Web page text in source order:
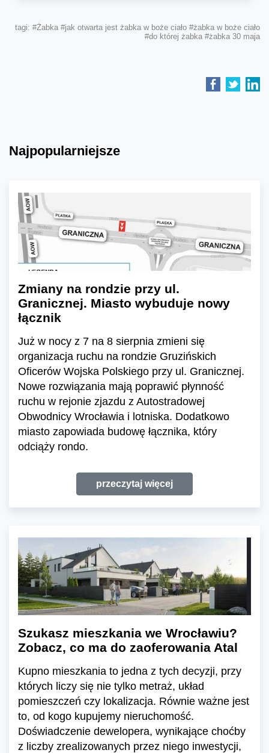
tagi: #Żabka #jak otwarta jest żabka w boże ciało #żabka w boże ciało
#do której żabka #żabka 30 maja
Najpopularniejsze
Zmiany na rondzie przy ul.
Granicznej. Miasto wybuduje nowy
łącznik
Już w nocy z 7 na 8 sierpnia zmieni się
organizacja ruchu na rondzie Gruzińskich
Oficerów Wojska Polskiego przy ul. Granicznej.
Nowe rozwiązania mają poprawić płynność
ruchu w rejonie zjazdu z Autostradowej
Obwodnicy Wrocławia i lotniska. Dodatkowo
miasto zapowiada budowę łącznika, który
odciąży rondo.
przeczytaj więcej
Szukasz mieszkania we Wrocławiu?
Zobacz, co ma do zaoferowania Atal
Kupno mieszkania to jedna z tych decyzji, przy
których liczy się nie tylko metraż, układ
pomieszczeń czy lokalizacja. Równie ważne jest
to, od kogo kupujemy nieruchomość.
Doświadczenie dewelopera, wynikające choćby
z liczby zrealizowanych przez niego inwestycji,